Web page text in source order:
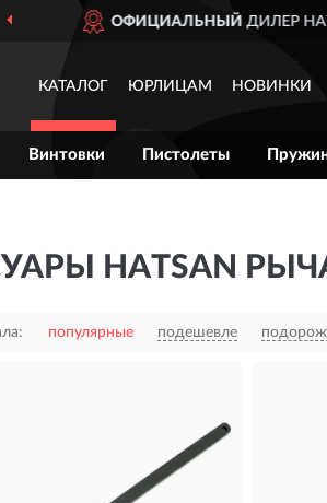
ДИЛЕР HATSAN
КАТАЛОГ ЮРЛИЦАМ НОВИНКИ
Винтовки Пистолеты
HATSAN
популярные подешевле